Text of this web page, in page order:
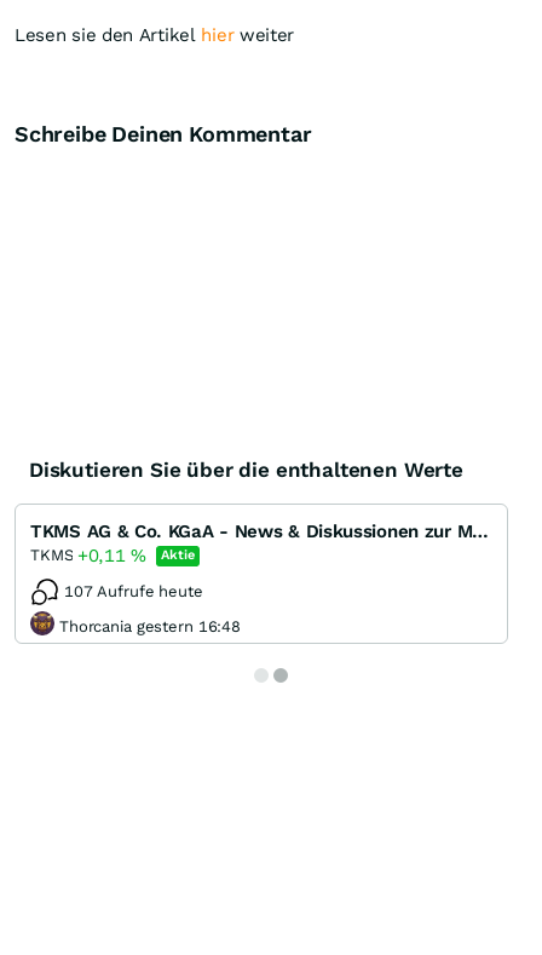
Lesen sie den Artikel hierweiter
Schreibe Deinen Kommentar
Diskutieren Sie über die enthaltenen Werte
TKMS AG & Co. KGaA - News & Diskussionen zur Marinesparte von ThyssenKrupp
TKMS +0,11% Aktie
107 Aufrufe heute
Thorcania gestern 16:48